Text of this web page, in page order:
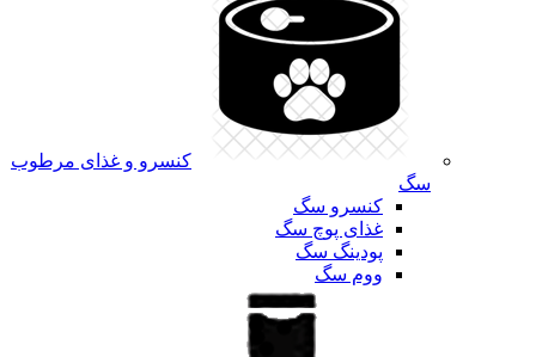
کنسرو و غذای مرطوب
سگ
کنسرو سگ
غذای پوچ سگ
پودینگ سگ
ووم سگ